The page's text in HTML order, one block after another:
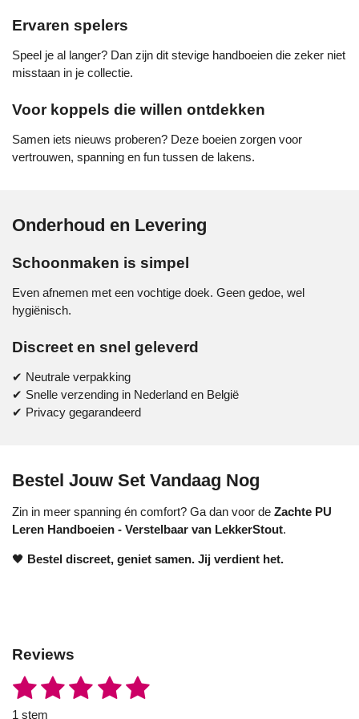
Ervaren spelers
Speel je al langer? Dan zijn dit stevige handboeien die zeker niet
misstaan in je collectie.
Voor koppels die willen ontdekken
Samen iets nieuws proberen? Deze boeien zorgen voor
vertrouwen, spanning en fun tussen de lakens.
Onderhoud en Levering
Schoonmaken is simpel
Even afnemen met een vochtige doek. Geen gedoe, wel
hygiënisch.
Discreet en snel geleverd
✔ Neutrale verpakking
✔ Snelle verzending in Nederland en België
✔ Privacy gegarandeerd
Bestel Jouw Set Vandaag Nog
Zin in meer spanning én comfort? Ga dan voor de Zachte PU
Leren Handboeien - Verstelbaar van LekkerStout.
🖤 Bestel discreet, geniet samen. Jij verdient het.
Reviews
R
a
1 2 3 4 5
S
1 stem